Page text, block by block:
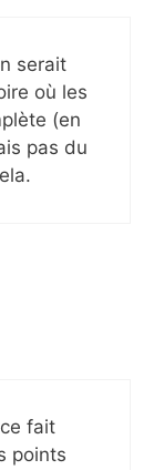
serait
où les
(en
pas du
fait
points